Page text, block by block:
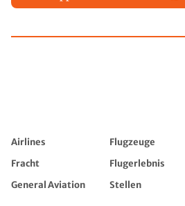
Airlines Flugzeuge
Fracht
Flugerlebnis
General Aviation
Stellen